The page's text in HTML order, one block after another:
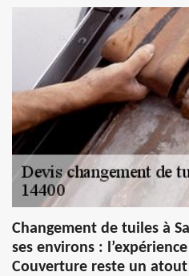
Changement de tuiles à
ses environs :
Couverture reste un atout